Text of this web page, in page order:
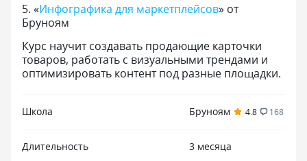
5. «Инфографика для маркетплейсов» от
Бруноям
Курс научит создавать продающие карточки
товаров, работать с визуальными трендами и
оптимизировать контент под разные площадки.
Школа Бруноям 4.8 168
Длительность 3 месяца